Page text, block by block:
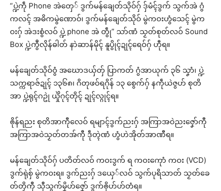
“ပ္ဍဲကဵု Phone အဲတှေ် ဒွက်မန်ချေတ်သိုဝ်ဂှ် ဒှ်မံၚ်ဒွက် သွက်အဲ ဂွံ
ကလၚ် အဓိကမွဲဏောဝ်၊ ဒွက်မန်ချေတ်သိုဝ် မွဲကဝးဟွံသေၚ် မွဲက
ဝးဂှ် အဲဒးစွံလဝ် ပ္ဍဲ phone အဲ တွဵု” သာ်ဏံ သၟတ်စုတ်လဝ် Sound
Box ပ္ဍဲကွဳလိုန်ဓါတ် နာဲဆာန်မိုၚ် နူပွိုၚ်ဍုၚ်ရေဝ်ဂှ် ဟီုရ။
မန်ချေတ်သိုဝ်ဝွံ အဃောဒယှ်တှ် ပြာကတ် ဂွံအာယုက် ၃၆ သၞာံ၊ ပ္ဍဲ
သက္ကရာဇ်ဍုၚ် ၁၃၆၈၊ ဂိတုဖဝ်ရဂိုန် ၁၃ စွေက်ဂှ် နကဵုယဲဇွဟ် စုတိ
အာ ပ္ဍဲရုၚ်ဂဥုဲ ယှိုဲဂုၚ်တိုၚ် ဍုၚ်လ္ဂုၚ်ရ။
ၜိုန်ရညး စုတိအာကီုလေဝ် ရမျာၚ်ဒွက်ညးဂှ် အကြာအဝဲညးဇၞော်ကီု
အကြာအဝဲသၟတ်တအ်ကီု ဒဵုတ္ၚဲဏံ ဟွံဟဲအိုတ်အာဏီရ။
မန်ချေတ်သိုဝ်ဂှ် ပတိတ်လဝ် ကဝးဒွက် ရ ကဝးကေုာံ ကဝး (VCD)
ဒွက်ရုဲစှ် မွဲကဝးရ။ ဒွက်ညးဂှ် ဒယှေ်လဝ် သွက်ပုရိသာတ် သၟတ်ခေ
တ်တၟိကီု သီုသွက်မၞိဟ်ဇၞော် ဒွက်ၜိုဟ်ဟ်တံရ။